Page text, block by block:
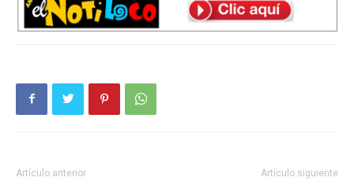
Artículo anterior Artículo siguiente